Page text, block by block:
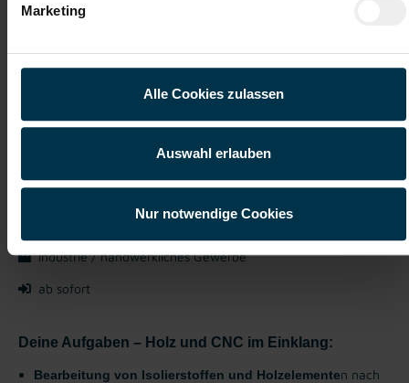
Marketing
Alle Cookies zulassen
Auswahl erlauben
Nur notwendige Cookies
CNC-Tischler:in / Zimmerer:in
(m/w/d)
ab EUR 3.551,59
Industrie / handwerkliches Gewerbe
ab sofort
Deine Aufgaben – Holz und CNC im Einklang:
Bearbeitung von Isolierstoffen und Holzelementen nach